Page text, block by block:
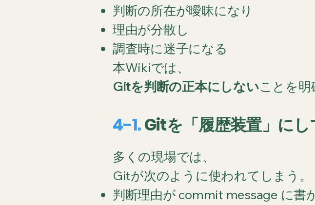
判断の所在が曖昧になり
理由が分散し
調査時に迷子になる
本Wikiでは、
Gitを判断の正本にしないことを明
4-1.Gitを「履歴装置」に
多くの現場では、
Gitが次のように使われてしまう。
判断理由が commit message に書